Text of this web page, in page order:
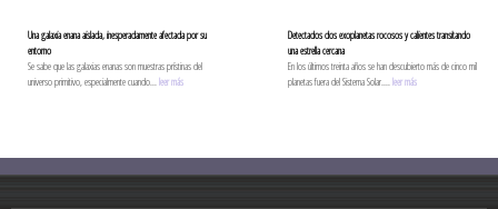
Una galaxia enana aislada, inesperadamente afectada por su
entorno
Se sabe que las galaxias enanas son muestras prístinas del
universo primitivo, especialmente cuando...leer más
Detectados dos exoplanetas rocosos y calientes transitando
una estrella cercana
En los últimos treinta años se han descubierto más de cinco mil
planetas fuera del Sistema Solar....leer más